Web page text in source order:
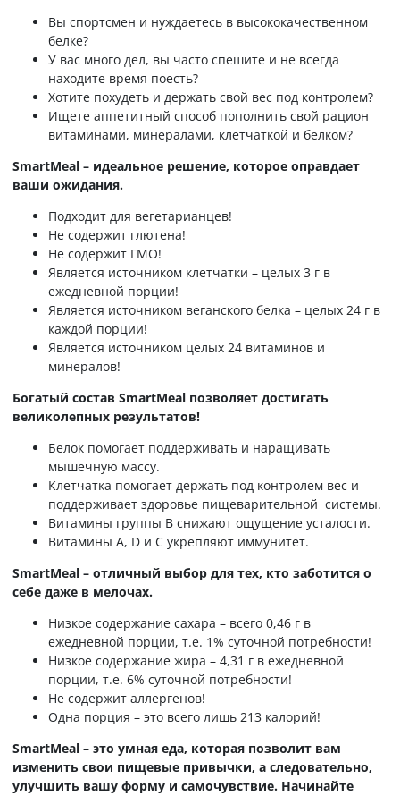
Вы спортсмен и нуждаетесь в высококачественном
белке?
У вас много дел, вы часто спешите и не всегда
находите время поесть?
Хотите похудеть и держать свой вес под контролем?
Ищете аппетитный способ пополнить свой рацион
витаминами, минералами, клетчаткой и белком?
SmartMeal – идеальное решение, которое оправдает
ваши ожидания.
Подходит для вегетарианцев!
Не содержит глютена!
Не содержит ГМО!
Является источником клетчатки – целых 3 г в
ежедневной порции!
Является источником веганского белка – целых 24 г в
каждой порции!
Является источником целых 24 витаминов и
минералов!
Богатый состав SmartMeal позволяет достигать
великолепных результатов!
Белок помогает поддерживать и наращивать
мышечную массу.
Клетчатка помогает держать под контролем вес и
поддерживает здоровье пищеварительной системы.
Витамины группы B снижают ощущение усталости.
Витамины A, D и C укрепляют иммунитет.
SmartMeal – отличный выбор для тех, кто заботится о
себе даже в мелочах.
Низкое содержание сахара – всего 0,46 г в
ежедневной порции, т.е. 1% суточной потребности!
Низкое содержание жира – 4,31 г в ежедневной
порции, т.е. 6% суточной потребности!
Не содержит аллергенов!
Одна порция – это всего лишь 213 калорий!
SmartMeal – это умная еда, которая позволит вам
изменить свои пищевые привычки, а следовательно,
улучшить вашу форму и самочувствие. Начинайте